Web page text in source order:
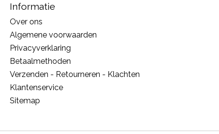
Informatie
Over ons
Algemene voorwaarden
Privacyverklaring
Betaalmethoden
Verzenden - Retourneren - Klachten
Klantenservice
Sitemap